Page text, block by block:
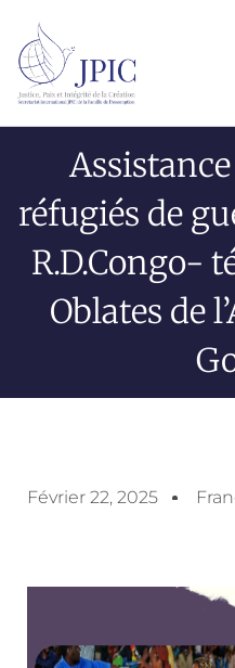
réfugiés de
R.D.Congo-
Oblates de
Février 22, 2025